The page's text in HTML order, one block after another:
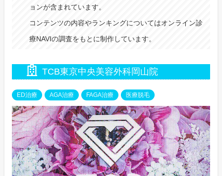
ョンが含まれています。
コンテンツの内容やランキングについてはオンライン診
療NAVIの調査をもとに制作しています。
TCB東京中央美容外科岡山院
ED治療 AGA治療 FAGA治療 医療脱毛